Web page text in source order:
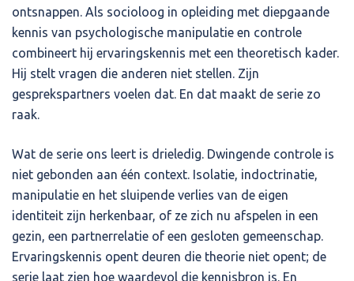
ontsnappen. Als socioloog in opleiding met diepgaande
kennis van psychologische manipulatie en controle
combineert hij ervaringskennis met een theoretisch kader.
Hij stelt vragen die anderen niet stellen. Zijn
gesprekspartners voelen dat. En dat maakt de serie zo
raak.
Wat de serie ons leert is drieledig. Dwingende controle is
niet gebonden aan één context. Isolatie, indoctrinatie,
manipulatie en het sluipende verlies van de eigen
identiteit zijn herkenbaar, of ze zich nu afspelen in een
gezin, een partnerrelatie of een gesloten gemeenschap.
Ervaringskennis opent deuren die theorie niet opent; de
serie laat zien hoe waardevol die kennisbron is. En